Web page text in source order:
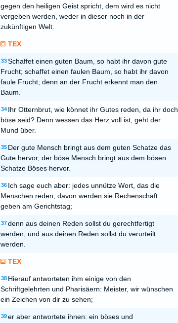
gegen den heiligen Geist spricht, dem wird es nicht
vergeben werden, weder in dieser noch in der
zukünftigen Welt.
TEX
33 Schaffet einen guten Baum, so habt ihr davon gute
Frucht; schaffet einen faulen Baum, so habt ihr davon
faule Frucht; denn an der Frucht erkennt man den
Baum.
34 Ihr Otternbrut, wie könnet ihr Gutes reden, da ihr doch
böse seid? Denn wessen das Herz voll ist, geht der
Mund über.
35 Der gute Mensch bringt aus dem guten Schatze das
Gute hervor, der böse Mensch bringt aus dem bösen
Schatze Böses hervor.
36 Ich sage euch aber: jedes unnütze Wort, das die
Menschen reden, davon werden sie Rechenschaft
geben am Gerichtstag;
37 denn aus deinen Reden sollst du gerechtfertigt
werden, und aus deinen Reden sollst du verurteilt
werden.
TEX
38 Hierauf antworteten ihm einige von den
Schriftgelehrten und Pharisäern: Meister, wir wünschen
ein Zeichen von dir zu sehen;
39 er aber antwortete ihnen: ein böses und